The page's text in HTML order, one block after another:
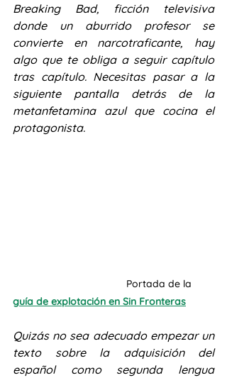
Breaking Bad, ficción televisiva
donde un aburrido profesor se
convierte en narcotraficante, hay
algo que te obliga a seguir capítulo
tras capítulo. Necesitas pasar a la
siguiente pantalla detrás de la
metanfetamina azul que cocina el
protagonista.
Portada de la
guía de explotación en Sin Fronteras
Quizás no sea adecuado empezar un
texto sobre la adquisición del
español como segunda lengua